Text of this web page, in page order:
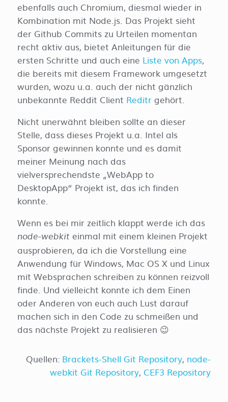
ebenfalls auch Chromium, diesmal wieder in
Kombination mit Node.js. Das Projekt sieht
der Github Commits zu Urteilen momentan
recht aktiv aus, bietet Anleitungen für die
ersten Schritte und auch eine Liste von Apps,
die bereits mit diesem Framework umgesetzt
wurden, wozu u.a. auch der nicht gänzlich
unbekannte Reddit Client Reditr gehört.
Nicht unerwähnt bleiben sollte an dieser
Stelle, dass dieses Projekt u.a. Intel als
Sponsor gewinnen konnte und es damit
meiner Meinung nach das
vielversprechendste „WebApp to
DesktopApp“ Projekt ist, das ich finden
konnte.
Wenn es bei mir zeitlich klappt werde ich das
node-webkit einmal mit einem kleinen Projekt
ausprobieren, da ich die Vorstellung eine
Anwendung für Windows, Mac OS X und Linux
mit Websprachen schreiben zu können reizvoll
finde. Und vielleicht konnte ich dem Einen
oder Anderen von euch auch Lust darauf
machen sich in den Code zu schmeißen und
das nächste Projekt zu realisieren 😉
Quellen: Brackets-Shell Git Repository, node-
webkit Git Repository, CEF3 Repository